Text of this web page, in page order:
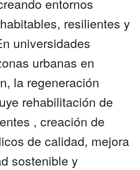
resilientes y
universidades
urbanas en
la regeneración
rehabilitación de
, creación de
de calidad, mejora
sostenible y